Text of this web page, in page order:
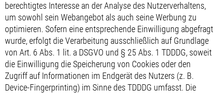
berechtigtes Interesse an der Analyse des Nutzerverhaltens,
um sowohl sein Webangebot als auch seine Werbung zu
optimieren. Sofern eine entsprechende Einwilligung abgefragt
wurde, erfolgt die Verarbeitung ausschließlich auf Grundlage
von Art. 6 Abs. 1 lit. a DSGVO und § 25 Abs. 1 TDDDG, soweit
die Einwilligung die Speicherung von Cookies oder den
Zugriff auf Informationen im Endgerät des Nutzers (z. B.
Device-Fingerprinting) im Sinne des TDDDG umfasst. Die